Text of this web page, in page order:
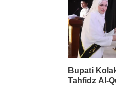
Bupati
Tahfidz Al-